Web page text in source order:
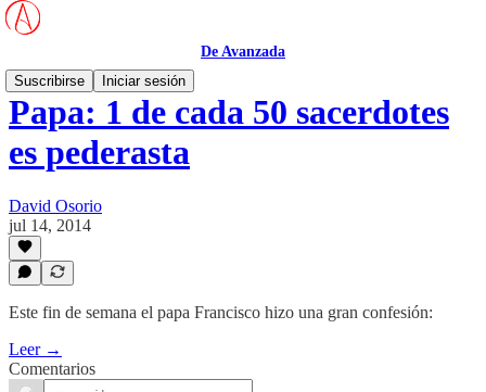
De Avanzada
Suscribirse
Iniciar sesión
Papa: 1 de cada 50 sacerdotes
es pederasta
David Osorio
jul 14, 2014
Este fin de semana el papa Francisco hizo una gran confesión:
Leer →
Comentarios